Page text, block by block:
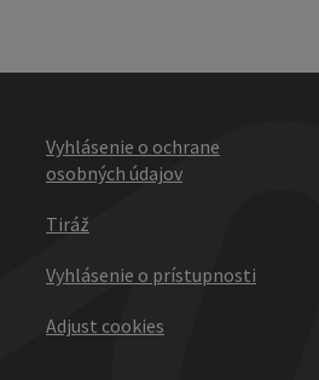
Vyhlásenie o ochrane
osobných údajov
Tiráž
Vyhlásenie o prístupnosti
Adjust cookies